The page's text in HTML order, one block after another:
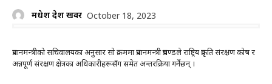
मधेश प्रदेश खवर October 18, 2023
प्रधानमन्त्रीको सचिवालयका अनुसार सो क्रममा प्रधानमन्त्री प्रचण्डले राष्ट्रिय प्रकृति संरक्षण कोष र
अन्नपूर्ण संरक्षण क्षेत्रका अधिकारीहरूसँग समेत अन्तरक्रिया गर्नेछन् ।